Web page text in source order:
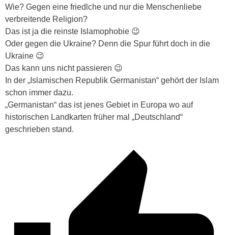
Wie? Gegen eine friedlche und nur die Menschenliebe
verbreitende Religion?
Das ist ja die reinste Islamophobie 😉
Oder gegen die Ukraine? Denn die Spur führt doch in die
Ukraine 😉
Das kann uns nicht passieren 😉
In der „Islamischen Republik Germanistan“ gehört der Islam
schon immer dazu.
„Germanistan“ das ist jenes Gebiet in Europa wo auf
historischen Landkarten früher mal „Deutschland“
geschrieben stand.